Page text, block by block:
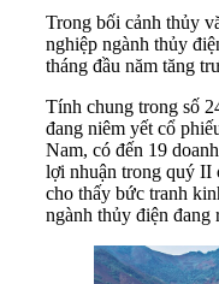
Trong bối cảnh thủy
nghiệp ngành thủy
tháng đầu năm tăng
Tính chung trong số
đang niêm yết cổ
Nam, có đến 19
lợi nhuận trong quý II
cho thấy bức tranh
ngành thủy điện đang